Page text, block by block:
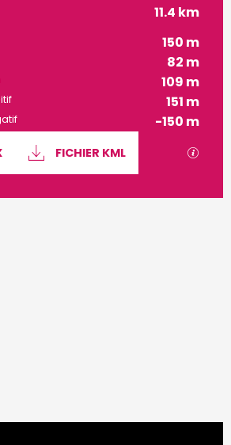
11.4 km
150 m
82 m
109 m
151 m
-150 m
FICHIER KML